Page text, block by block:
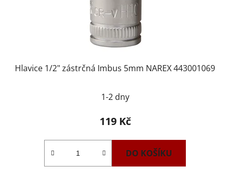
Hlavice 1/2" zástrčná Imbus 5mm NAREX 443001069
1-2 dny
119 Kč
DO KOŠÍKU